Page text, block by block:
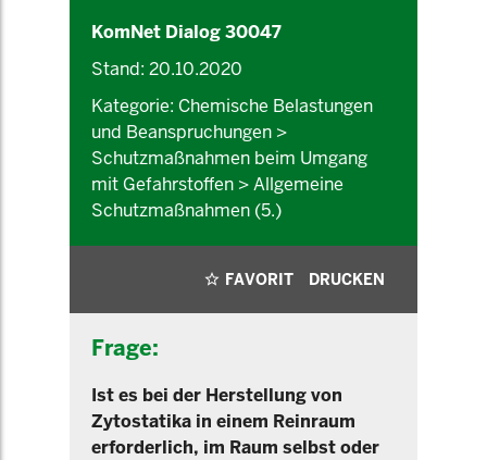
KomNet Dialog 30047
Stand: 20.10.2020
Kategorie: Chemische Belastungen
und Beanspruchungen >
Schutzmaßnahmen beim Umgang
mit Gefahrstoffen > Allgemeine
Schutzmaßnahmen (5.)
FAVORIT DRUCKEN
Frage:
Ist es bei der Herstellung von
Zytostatika in einem Reinraum
erforderlich, im Raum selbst oder